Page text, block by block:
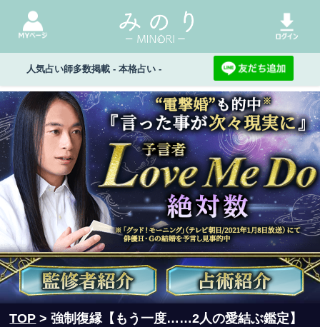
人気占い師多数掲載 - 本格占い -
TOP > 強制復縁【もう一度……2人の愛結ぶ鑑定】